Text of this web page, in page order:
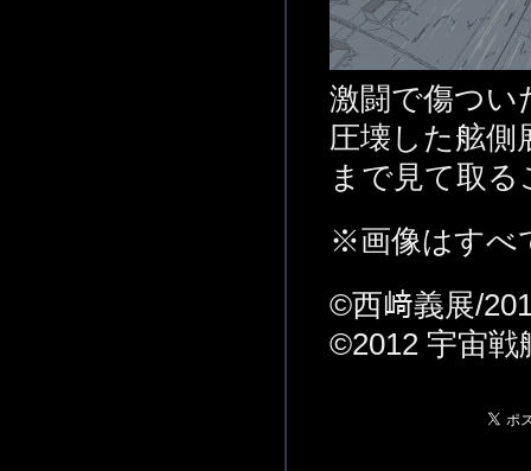
激闘で傷つい
圧壊した舷側
まで見て取
※画像はすべ
©西﨑義展/
©2012 宇宙戦